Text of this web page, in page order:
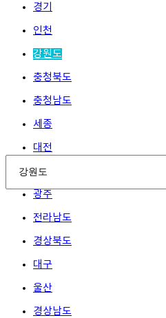
경기
인천
강원도
충청북도
충청남도
세종
대전
전라북도
광주
전라남도
경상북도
대구
울산
경상남도